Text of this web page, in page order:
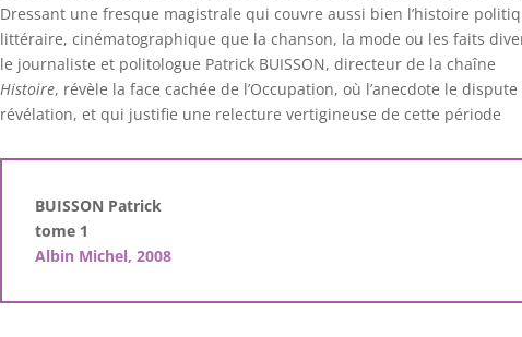
Dressant une fresque magistrale qui couvre aussi bien l’histoire
littéraire, cinématographique que la chanson, la mode ou les faits
le journaliste et politologue Patrick BUISSON, directeur de la chaîne
Histoire, révèle la face cachée de l’Occupation, où l’anecdote le dispute
révélation, et qui justifie une relecture vertigineuse de cette période
BUISSON Patrick
tome 1
Albin Michel, 2008